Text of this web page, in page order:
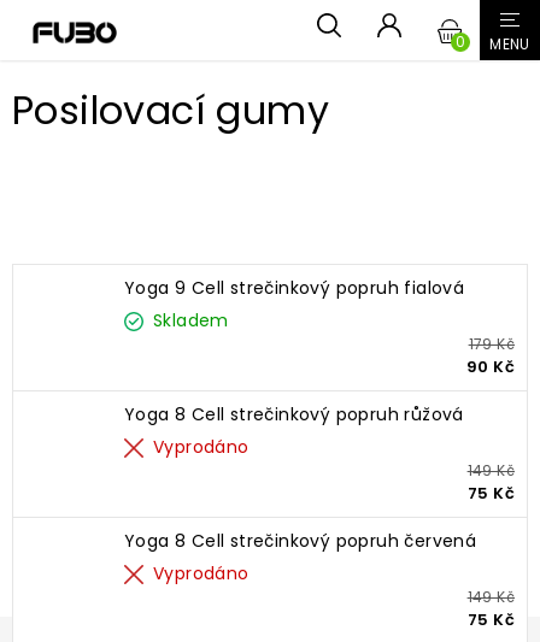
Posilovací gumy
Yoga 9 Cell strečinkový popruh fialová
Skladem
179 Kč
90 Kč
Yoga 8 Cell strečinkový popruh růžová
Vyprodáno
149 Kč
75 Kč
Yoga 8 Cell strečinkový popruh červená
Vyprodáno
149 Kč
75 Kč